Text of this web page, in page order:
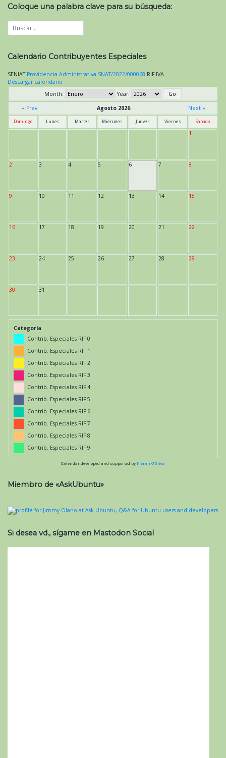
Coloque una palabra clave para su búsqueda:
Calendario Contribuyentes Especiales
SENIAT Providencia Administrativa SNAT/2022/000068 RIF IVA.
Descargar calendario
Month:
Year:
« Prev
Agosto 2026 Next »
Domingo Lunes Martes Miércoles Jueves Viernes Sábado
1
2 3 4 5 6 7 8
9 10 11 12 13 14 15
16 17 18 19 20 21 22
23 24 25 26 27 28 29
30 31
Categoría
Contrib. Especiales RIF 0
Contrib. Especiales RIF 1
Contrib. Especiales RIF 2
Contrib. Especiales RIF 3
Contrib. Especiales RIF 4
Contrib. Especiales RIF 5
Contrib. Especiales RIF 6
Contrib. Especiales RIF 7
Contrib. Especiales RIF 8
Contrib. Especiales RIF 9
Calendar developed and supported by Kieran O'Shea
Miembro de «AskUbuntu»
Si desea vd., sígame en Mastodon Social